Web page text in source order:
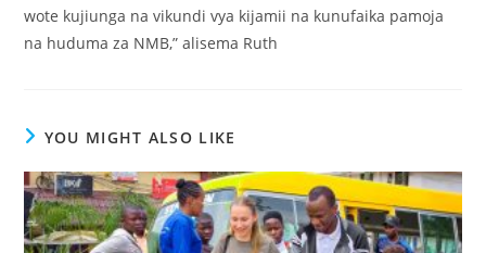
wote kujiunga na vikundi vya kijamii na kunufaika pamoja
na huduma za NMB,” alisema Ruth
YOU MIGHT ALSO LIKE